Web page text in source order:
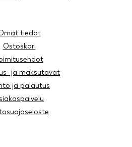
tiedot
Ostoskori
ja maksutavat
ja palautus